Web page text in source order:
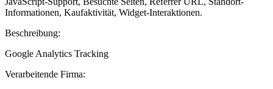
Informationen, Kaufaktivität, Widget-Interaktionen.
Beschreibung:
Google Analytics Tracking
Verarbeitende Firma: